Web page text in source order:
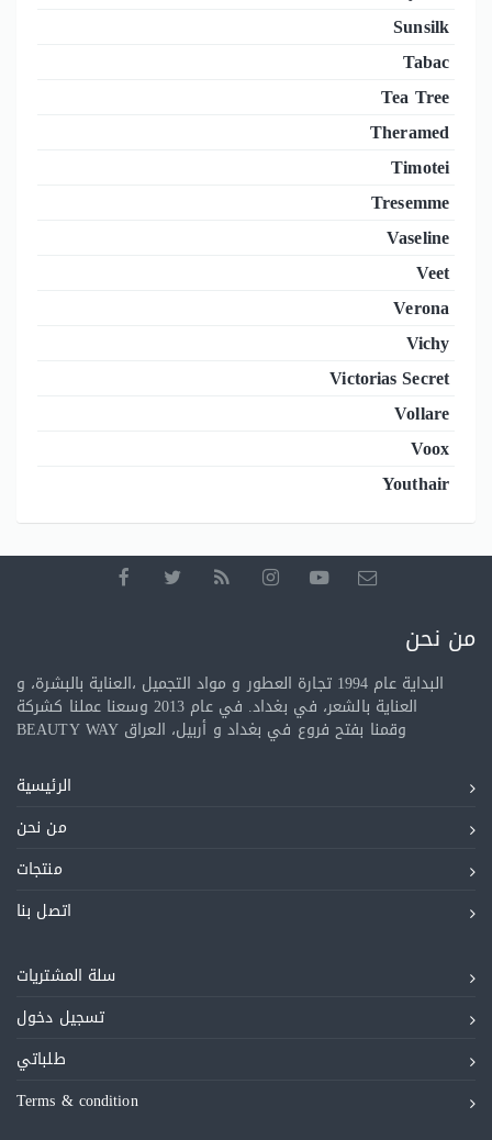
Sunsilk
Tabac
Tea Tree
Theramed
Timotei
Tresemme
Vaseline
Veet
Verona
Vichy
Victorias Secret
Vollare
Voox
Youthair
من نحن
البداية عام 1994 تجارة العطور و مواد التجميل ،العناية بالبشرة، و
العناية بالشعر، في بغداد. في عام 2013 وسعنا عملنا كشركة
BEAUTY WAY وقمنا بفتح فروع في بغداد و أربيل، العراق
الرئيسية
من نحن
منتجات
اتصل بنا
سلة المشتريات
تسجيل دخول
طلباتي
Terms & condition